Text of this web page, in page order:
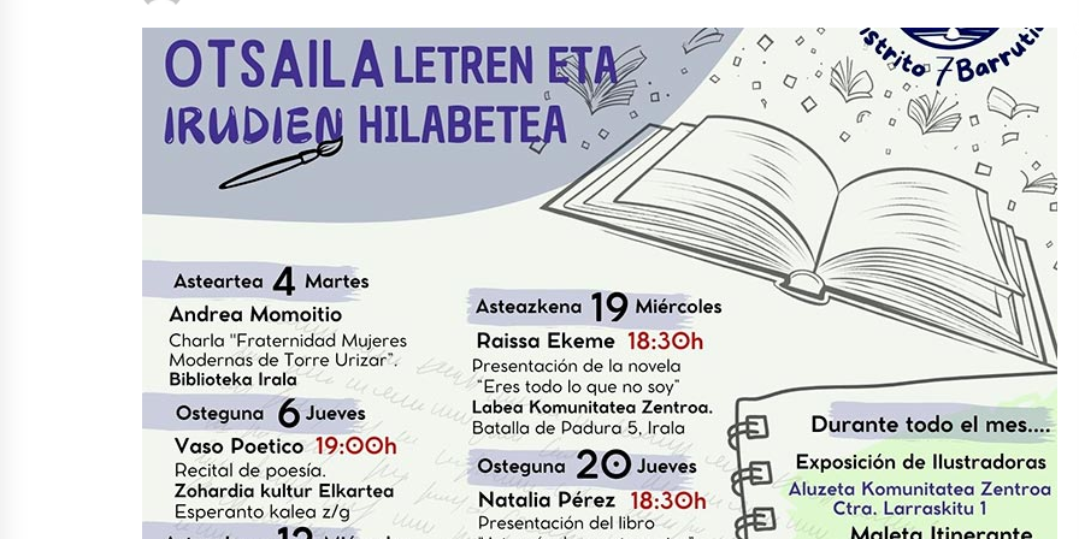
2026/07/16
POTTO: San Pedro jaietako bertso-
saioa
2026/07/09
Larunbatean Plentziako Itsas
Martxa ospatuko da
2026/07/07
Auritz Iñurrietaren margoak
ikusgai Uribitarte40 aretoan
SOINUGELA: Paul McCartney eta
Ringo Starr-en lan berriak
2026/07/03